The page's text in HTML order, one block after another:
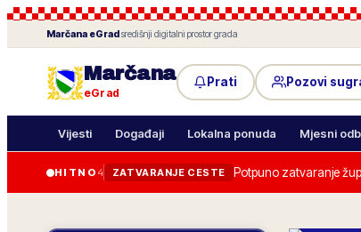
Marčana eGradsredišnji digitalni prostor grada
Marčana
eGrad
Prati Pozovi
Vijesti Događaji Lokalna ponuda Mjesni
HITNO 4 ZATVARANJE CESTE Potpuno zatvaranje